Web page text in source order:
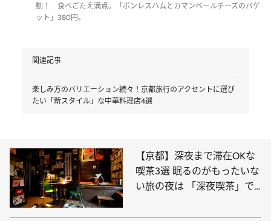
動！ 食べごたえ満点。「ボンレスハムとカマンベールチーズのバゲ
ット」380円。
関連記事
楽しみ方のバリエーション続々！京都旅行のアクセントに選び
たい「新スタイル」な中華料理店4選
【京都】深夜まで滞在OKな
喫茶3選 眠るのがもったいな
い旅の夜は 「深夜喫茶」で